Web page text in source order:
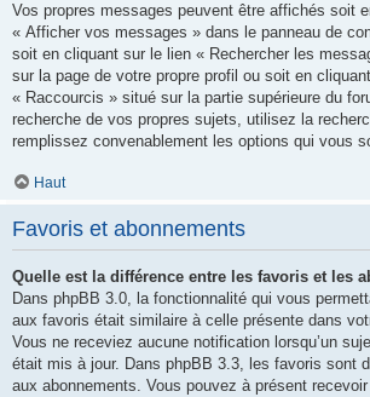
Vos propres messages peuvent être affichés soit
« Afficher vos messages » dans le panneau de
soit en cliquant sur le lien « Rechercher les
sur la page de votre propre profil ou soit en
« Raccourcis » situé sur la partie supérieure du
recherche de vos propres sujets, utilisez la
remplissez convenablement les options qui vous
Haut
Favoris et abonnements
Quelle est la différence entre les favoris et les
Dans phpBB 3.0, la fonctionnalité qui vous
aux favoris était similaire à celle présente dans
Vous ne receviez aucune notification lorsqu’un
était mis à jour. Dans phpBB 3.3, les favoris sont
aux abonnements. Vous pouvez à présent